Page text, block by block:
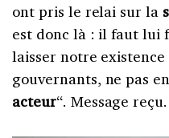
ont pris le relai sur la
est donc là : il faut lui
laisser notre existence
gouvernants, ne pas
acteur“. Message reçu.